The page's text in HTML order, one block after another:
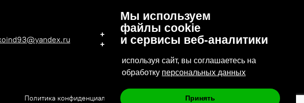
Мы используем
файлы cookie
и сервисы веб-аналитики
используя сайт, вы соглашаетесь на
обработку персональных данных
Принять
+7 (496) 570-37-15
+7 (919) 776-04-79
Политика конфиденциальности Сайт сделан в: Deluxmedia